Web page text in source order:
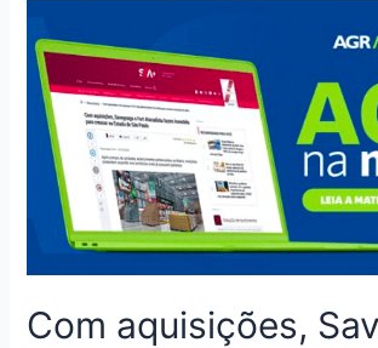
Com aquisições,